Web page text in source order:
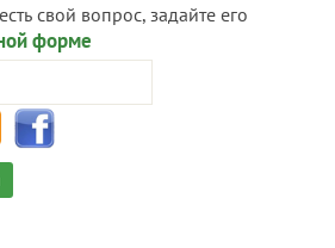
свой вопрос, задайте его
форме